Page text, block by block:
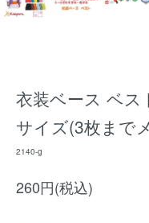
衣装ベース ベス
サイズ(3枚まで
2140-g
260円(税込)